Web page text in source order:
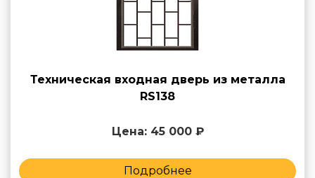
Техническая входная дверь из металла
RS138
Цена: 45 000 ₽
Подробнее